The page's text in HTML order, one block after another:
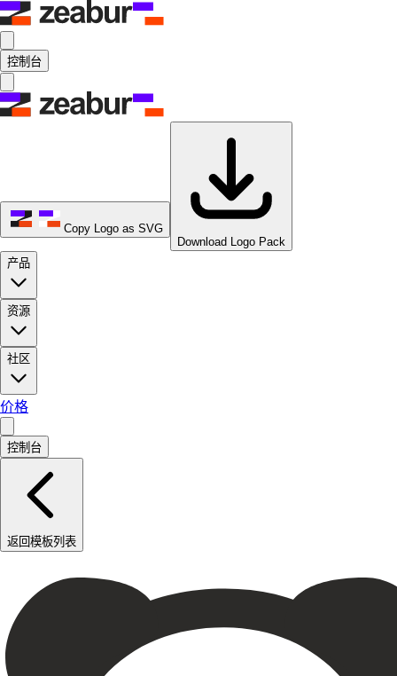
控制台
Copy Logo as SVG
Download Logo Pack
产品
资源
社区
价格
控制台
返回模板列表